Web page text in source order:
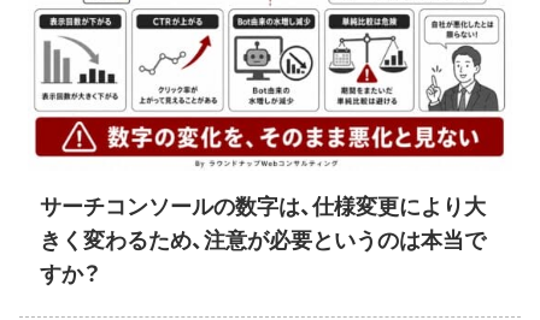
サーチコンソールの数字は、仕様変更により大
きく変わるため、注意が必要というのは本当で
すか？